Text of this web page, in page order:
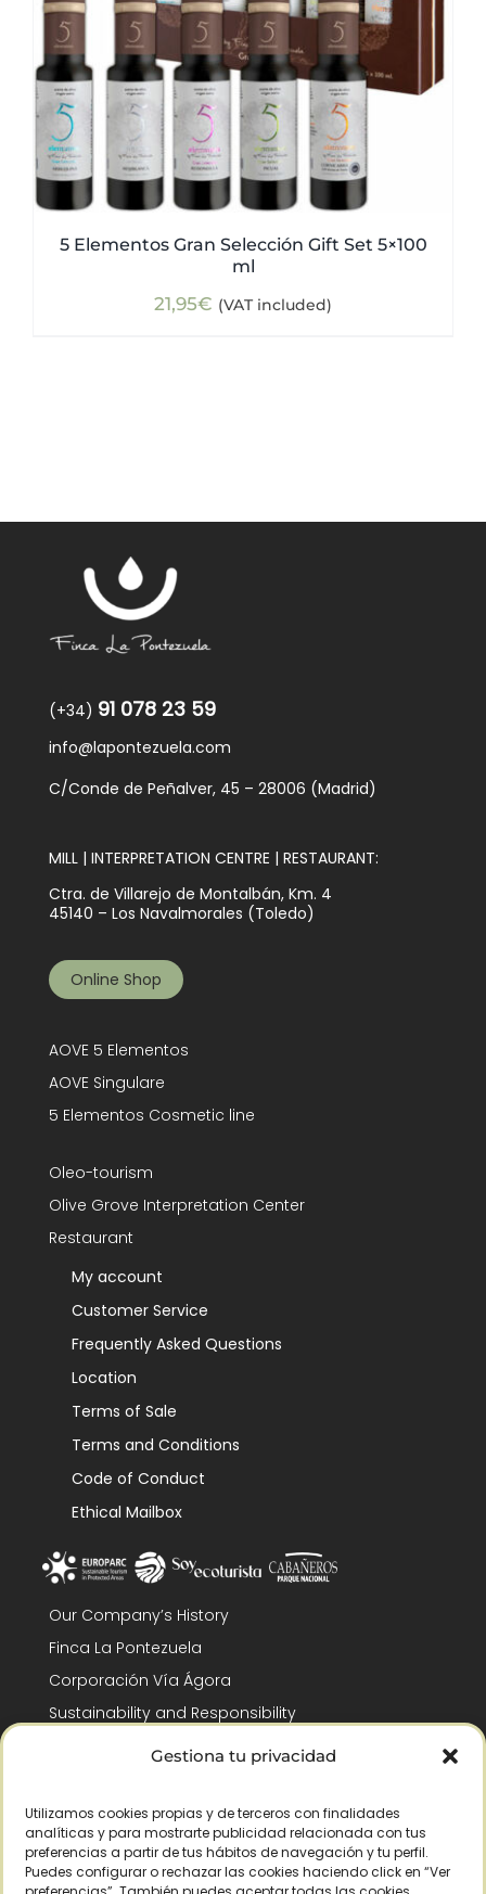
Gestiona tu privacidad
Utilizamos cookies propias y de terceros con finalidades
analíticas y para mostrarte publicidad relacionada con tus
preferencias a partir de tus hábitos de navegación y tu perfil.
Puedes configurar o rechazar las cookies haciendo click en “Ver
5 Elementos Gran Selección Gift Set 5×100
ml
21,95€ (VAT included)
(+34) 91 078 23 59
info@lapontezuela.com
C/Conde de Peñalver, 45 – 28006 (Madrid)
MILL | INTERPRETATION CENTRE | RESTAURANT:
Ctra. de Villarejo de Montalbán, Km. 4
45140 – Los Navalmorales (Toledo)
Online Shop
AOVE 5 Elementos
AOVE Singulare
5 Elementos Cosmetic line
Oleo-tourism
Olive Grove Interpretation Center
Restaurant
My account
Customer Service
Frequently Asked Questions
Location
Terms of Sale
Terms and Conditions
Code of Conduct
Ethical Mailbox
Our Company’s History
Finca La Pontezuela
Corporación Vía Ágora
Sustainability and Responsibility
CSR and Fundación Gómez-Pintado
Recognitions